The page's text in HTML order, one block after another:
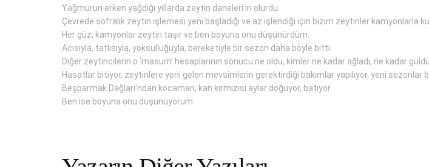
Yağmurun erken yağdığı yıllarda zeytin daneleri iri olurdu.
Çevrede sofralık zeytin işlemesi yeni başladığı ve az işlendiği için bizim zeytinler kamyonlarla
Her güz, kamyonlar zeytin taşır ve ben boyuna onu düşünürdüm.
Acısıyla, tatlısıyla, yoksulluğuyla, bereketiyle bir sezon daha böyle bitti.
Diğer zeytincilerin o ‘masum’ hesaplarının sonucu ne oldu, kimler ne kadar ağladı, ne kadar
Hasatlar bitiyor, zeytinlere yeni gelen mevsimlerin gerektirdiği bakımlar yapılıyor, yeni sezonlar
Beşparmak Dağları’ndan kocaman, kan kırmızısı aylar doğuyor, batıyor.
Ben ise boyuna onu düşünüyorum